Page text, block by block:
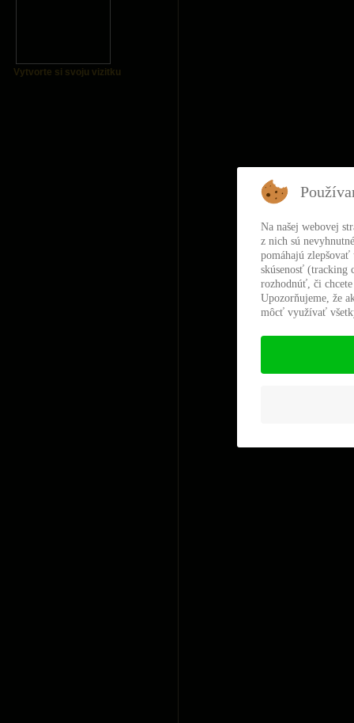
Vytvorte si svoju vizitku
Na našej webovej
z nich sú
pomáhajú
skúsenosť (tracking
rozhodnúť, či
Upozorňujeme, že
môcť využívať